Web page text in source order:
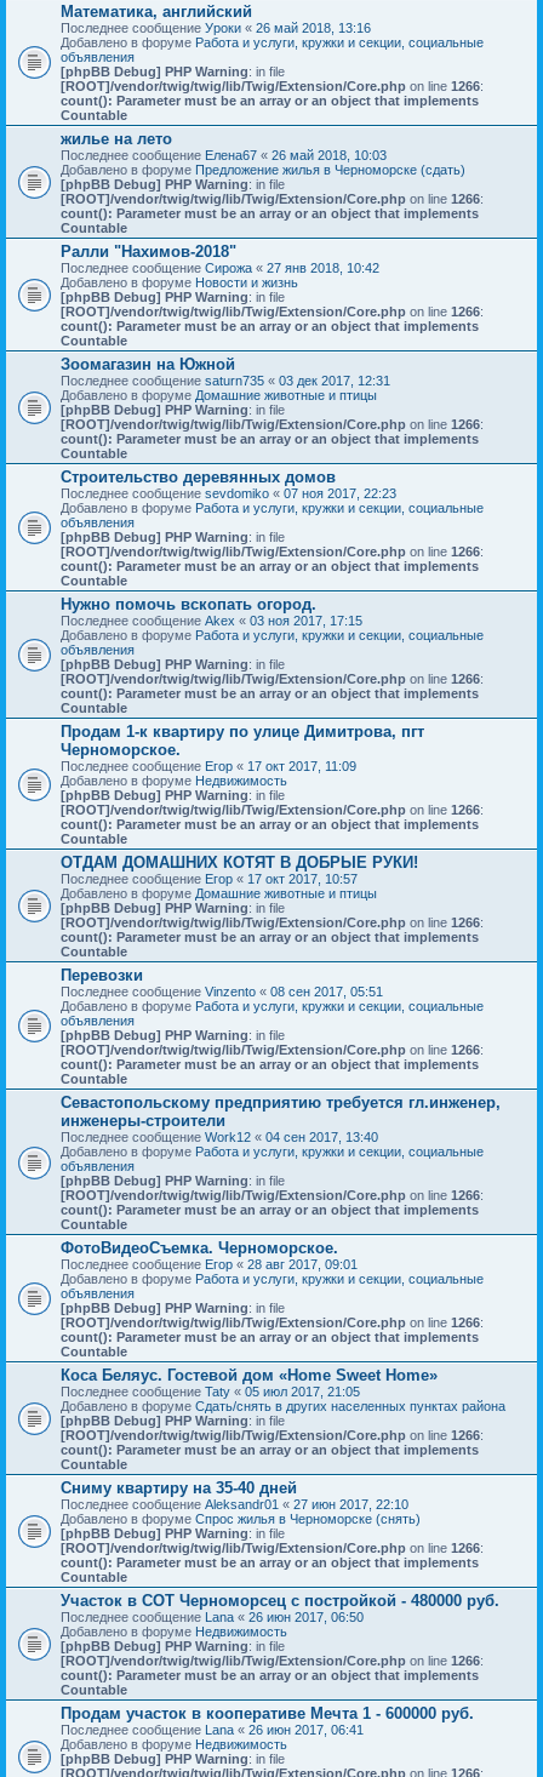
Математика, английский
Последнее сообщение Уроки « 26 май 2018, 13:16
Добавлено в форуме Работа и услуги, кружки и секции, социальные
объявления
[phpBB Debug] PHP Warning: in file
[ROOT]/vendor/twig/twig/lib/Twig/Extension/Core.php on line 1266:
count(): Parameter must be an array or an object that implements
Countable
жилье на лето
Последнее сообщение Елена67 « 26 май 2018, 10:03
Добавлено в форуме Предложение жилья в Черноморске (сдать)
[phpBB Debug] PHP Warning: in file
[ROOT]/vendor/twig/twig/lib/Twig/Extension/Core.php on line 1266:
count(): Parameter must be an array or an object that implements
Countable
Ралли "Нахимов-2018"
Последнее сообщение Сирожа « 27 янв 2018, 10:42
Добавлено в форуме Новости и жизнь
[phpBB Debug] PHP Warning: in file
[ROOT]/vendor/twig/twig/lib/Twig/Extension/Core.php on line 1266:
count(): Parameter must be an array or an object that implements
Countable
Зоомагазин на Южной
Последнее сообщение saturn735 « 03 дек 2017, 12:31
Добавлено в форуме Домашние животные и птицы
[phpBB Debug] PHP Warning: in file
[ROOT]/vendor/twig/twig/lib/Twig/Extension/Core.php on line 1266:
count(): Parameter must be an array or an object that implements
Countable
Строительство деревянных домов
Последнее сообщение sevdomiko « 07 ноя 2017, 22:23
Добавлено в форуме Работа и услуги, кружки и секции, социальные
объявления
[phpBB Debug] PHP Warning: in file
[ROOT]/vendor/twig/twig/lib/Twig/Extension/Core.php on line 1266:
count(): Parameter must be an array or an object that implements
Countable
Нужно помочь вскопать огород.
Последнее сообщение Akex « 03 ноя 2017, 17:15
Добавлено в форуме Работа и услуги, кружки и секции, социальные
объявления
[phpBB Debug] PHP Warning: in file
[ROOT]/vendor/twig/twig/lib/Twig/Extension/Core.php on line 1266:
count(): Parameter must be an array or an object that implements
Countable
Продам 1-к квартиру по улице Димитрова, пгт
Черноморское.
Последнее сообщение Егор « 17 окт 2017, 11:09
Добавлено в форуме Недвижимость
[phpBB Debug] PHP Warning: in file
[ROOT]/vendor/twig/twig/lib/Twig/Extension/Core.php on line 1266:
count(): Parameter must be an array or an object that implements
Countable
ОТДАМ ДОМАШНИХ КОТЯТ В ДОБРЫЕ РУКИ!
Последнее сообщение Егор « 17 окт 2017, 10:57
Добавлено в форуме Домашние животные и птицы
[phpBB Debug] PHP Warning: in file
[ROOT]/vendor/twig/twig/lib/Twig/Extension/Core.php on line 1266:
count(): Parameter must be an array or an object that implements
Countable
Перевозки
Последнее сообщение Vinzento « 08 сен 2017, 05:51
Добавлено в форуме Работа и услуги, кружки и секции, социальные
объявления
[phpBB Debug] PHP Warning: in file
[ROOT]/vendor/twig/twig/lib/Twig/Extension/Core.php on line 1266:
count(): Parameter must be an array or an object that implements
Countable
Севастопольскому предприятию требуется гл.инженер,
инженеры-строители
Последнее сообщение Work12 « 04 сен 2017, 13:40
Добавлено в форуме Работа и услуги, кружки и секции, социальные
объявления
[phpBB Debug] PHP Warning: in file
[ROOT]/vendor/twig/twig/lib/Twig/Extension/Core.php on line 1266:
count(): Parameter must be an array or an object that implements
Countable
ФотоВидеоСъемка. Черноморское.
Последнее сообщение Егор « 28 авг 2017, 09:01
Добавлено в форуме Работа и услуги, кружки и секции, социальные
объявления
[phpBB Debug] PHP Warning: in file
[ROOT]/vendor/twig/twig/lib/Twig/Extension/Core.php on line 1266:
count(): Parameter must be an array or an object that implements
Countable
Коса Беляус. Гостевой дом «Home Sweet Home»
Последнее сообщение Taty « 05 июл 2017, 21:05
Добавлено в форуме Сдать/снять в других населенных пунктах района
[phpBB Debug] PHP Warning: in file
[ROOT]/vendor/twig/twig/lib/Twig/Extension/Core.php on line 1266:
count(): Parameter must be an array or an object that implements
Countable
Сниму квартиру на 35-40 дней
Последнее сообщение Aleksandr01 « 27 июн 2017, 22:10
Добавлено в форуме Спрос жилья в Черноморске (снять)
[phpBB Debug] PHP Warning: in file
[ROOT]/vendor/twig/twig/lib/Twig/Extension/Core.php on line 1266:
count(): Parameter must be an array or an object that implements
Countable
Участок в СОТ Черноморсец с постройкой - 480000 руб.
Последнее сообщение Lana « 26 июн 2017, 06:50
Добавлено в форуме Недвижимость
[phpBB Debug] PHP Warning: in file
[ROOT]/vendor/twig/twig/lib/Twig/Extension/Core.php on line 1266:
count(): Parameter must be an array or an object that implements
Countable
Продам участок в кооперативе Мечта 1 - 600000 руб.
Последнее сообщение Lana « 26 июн 2017, 06:41
Добавлено в форуме Недвижимость
[phpBB Debug] PHP Warning: in file
[ROOT]/vendor/twig/twig/lib/Twig/Extension/Core.php on line 1266: